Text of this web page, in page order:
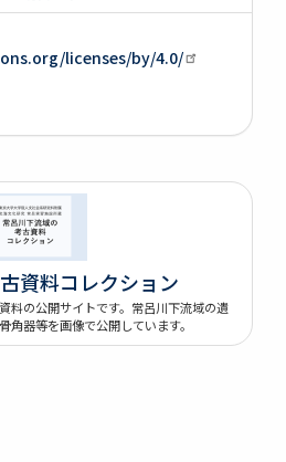
licenses/by/4.0/
資料コレクション
料の公開サイトです。常呂川下流域の遺
角器等を画像で公開しています。